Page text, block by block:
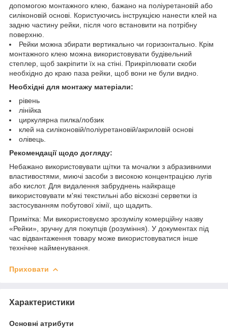
допомогою монтажного клею, бажано на поліуретановій або
силіконовій основі. Користуючись інструкцією нанести клей на
задню частину рейки, після чого встановити на потрібну
поверхню.
Рейки можна збирати вертикально чи горизонтально. Крім
монтажного клею можна використовувати будівельний
степлер, щоб закріпити їх на стіні. Прикріплювати скоби
необхідно до краю паза рейки, щоб вони не були видно.
Необхідні для монтажу матеріали:
рівень
лінійка
циркулярна пилка/лобзик
клей на силіконовій/поліуретановій/акриловій основі
олівець.
Рекомендації щодо догляду:
Небажано використовувати щітки та мочалки з абразивними
властивостями, миючі засоби з високою концентрацією лугів
або кислот. Для видалення забруднень найкраще
використовувати м'які текстильні або віскозні серветки із
застосуванням побутової хімії, що щадить.
Примітка: Ми використовуємо зрозумілу комерційну назву
«Рейки», зручну для покупців (розуміння). У документах під
час відвантаження товару може використовуватися інше
технічне найменування.
Приховати
Характеристики
Основні атрибути